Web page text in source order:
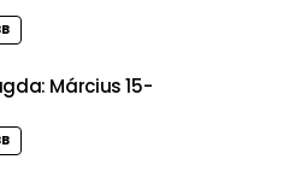
Március 15-